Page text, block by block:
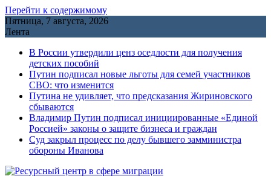
Перейти к содержимому
Пятница, 7 августа, 2026
Лента
В России утвердили ценз оседлости для получения
детских пособий
Путин подписал новые льготы для семей участников
СВО: что изменится
Путина не удивляет, что предсказания Жириновского
сбываются
Владимир Путин подписал инициированные «Единой
Россией» законы о защите бизнеса и граждан
Cуд закрыл процесс по делу бывшего замминистра
обороны Иванова